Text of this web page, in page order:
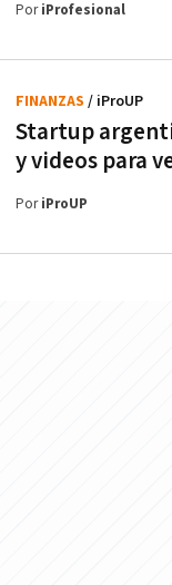
PoriProfesional
Startup
y videos para
FINANZAS / iProUP
PoriProUP